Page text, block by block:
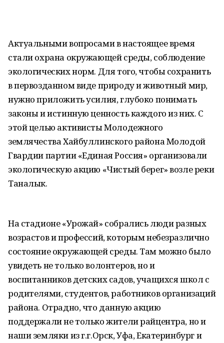
Актуальными вопросами в настоящее время
стали охрана окружающей среды, соблюдение
экологических норм. Для того, чтобы сохранить
в первозданном виде природу и животный мир,
нужно приложить усилия, глубоко понимать
законы и истинную ценность каждого из них. С
этой целью активисты Молодежного
землячества Хайбуллинского района Молодой
Гвардии партии «Единая Россия» организовали
экологическую акцию «Чистый берег» возле реки
Таналык.
На стадионе «Урожай» собрались люди разных
возрастов и профессий, которым небезразлично
состояние окружающей среды. Там можно было
увидеть не только волонтеров, но и
воспитанников детских садов, учащихся школ с
родителями, студентов, работников организаций
района. Отрадно, что данную акцию
поддержали не только жители райцентра, но и
наши земляки из г.г.Орск, Уфа, Екатеринбург и